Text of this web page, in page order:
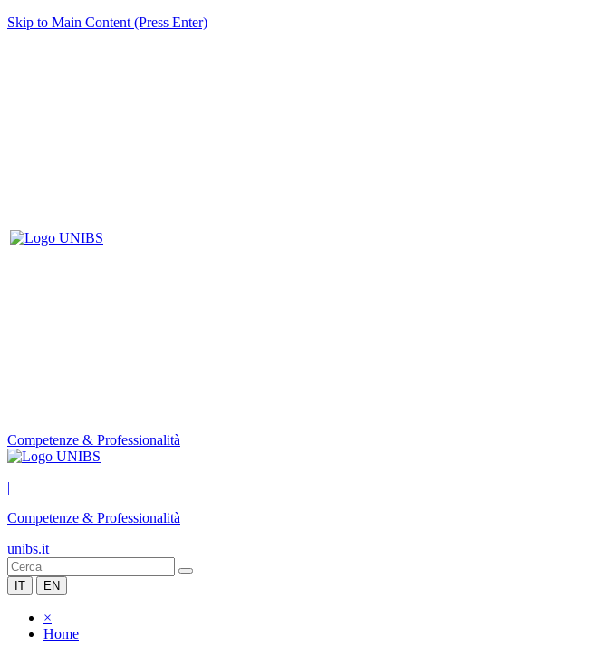
Skip to Main Content (Press Enter)
Competenze & Professionalità
|
Competenze & Professionalità
unibs.it
IT EN
×
Home